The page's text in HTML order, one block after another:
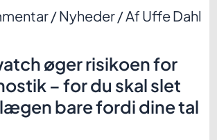
/Nyheder/ AfUffe Dahl
øger risikoen for
– for du skal slet
bare fordi dine tal